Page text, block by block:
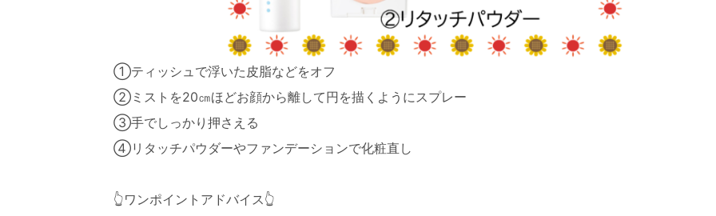
①ティッシュで浮いた皮脂などをオフ
②ミストを20㎝ほどお顔から離して円を描くようにスプレー
③手でしっかり押さえる
④リタッチパウダーやファンデーションで化粧直し
👆ワンポイントアドバイス👆